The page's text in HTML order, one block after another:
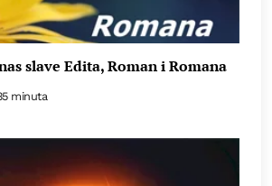
slave Edita, Roman i Romana
minuta